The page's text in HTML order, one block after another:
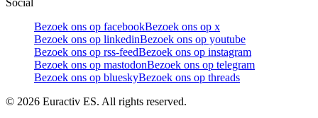
Bezoek ons op facebookBezoek ons op x
Bezoek ons op linkedinBezoek ons op youtube
Bezoek ons op rss-feedBezoek ons op instagram
Bezoek ons op mastodonBezoek ons op telegram
Bezoek ons op blueskyBezoek ons op threads
© 2026 Euractiv ES. All rights reserved.